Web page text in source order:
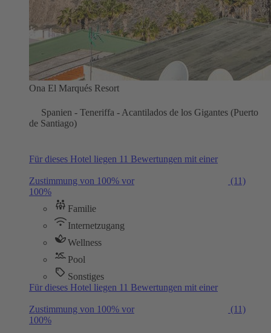
Ona El Marqués Resort
Spanien - Teneriffa - Acantilados de los Gigantes (Puerto
de Santiago)
Für dieses Hotel liegen 11 Bewertungen mit einer
Zustimmung von 100% vor
(11)
100%
Familie
Internetzugang
Wellness
Pool
Sonstiges
Für dieses Hotel liegen 11 Bewertungen mit einer
Zustimmung von 100% vor
(11)
100%